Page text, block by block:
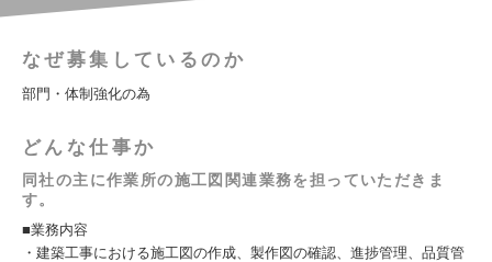
なぜ募集しているのか
部門・体制強化の為
どんな仕事か
同社の主に作業所の施工図関連業務を担っていただきま
す。
■業務内容
・建築工事における施工図の作成、製作図の確認、進捗管理、品質管